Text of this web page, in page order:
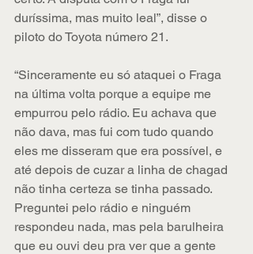
duríssima, mas muito leal”, disse o
piloto do Toyota número 21.
“Sinceramente eu só ataquei o Fraga
na última volta porque a equipe me
empurrou pelo rádio. Eu achava que
não dava, mas fui com tudo quando
eles me disseram que era possível, e
até depois de cuzar a linha de chagad
não tinha certeza se tinha passado.
Preguntei pelo rádio e ninguém
respondeu nada, mas pela barulheira
que eu ouvi deu pra ver que a gente